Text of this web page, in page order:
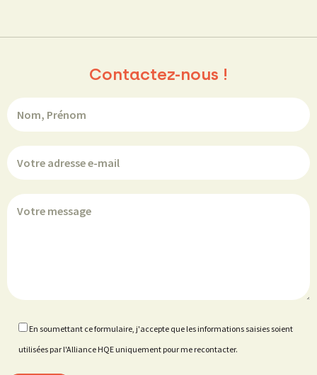
Contactez-nous !
En soumettant ce formulaire, j'accepte que les informations saisies soient
utilisées par l'Alliance HQE uniquement pour me recontacter.